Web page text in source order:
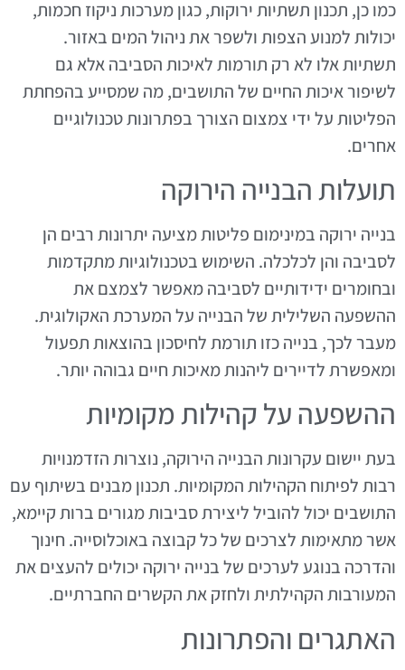
כמו כן, תכנון תשתיות ירוקות, כגון מערכות ניקוז חכמות,
יכולות למנוע הצפות ולשפר את ניהול המים באזור.
תשתיות אלו לא רק תורמות לאיכות הסביבה אלא גם
לשיפור איכות החיים של התושבים, מה שמסייע בהפחתת
הפליטות על ידי צמצום הצורך בפתרונות טכנולוגיים
אחרים.
תועלות הבנייה הירוקה
בנייה ירוקה במינימום פליטות מציעה יתרונות רבים הן
לסביבה והן לכלכלה. השימוש בטכנולוגיות מתקדמות
ובחומרים ידידותיים לסביבה מאפשר לצמצם את
ההשפעה השלילית של הבנייה על המערכת האקולוגית.
מעבר לכך, בנייה כזו תורמת לחיסכון בהוצאות תפעול
ומאפשרת לדיירים ליהנות מאיכות חיים גבוהה יותר.
ההשפעה על קהילות מקומיות
בעת יישום עקרונות הבנייה הירוקה, נוצרות הזדמנויות
רבות לפיתוח הקהילות המקומיות. תכנון מבנים בשיתוף עם
התושבים יכול להוביל ליצירת סביבות מגורים ברות קיימא,
אשר מתאימות לצרכים של כל קבוצה באוכלוסייה. חינוך
והדרכה בנוגע לערכים של בנייה ירוקה יכולים להעצים את
המעורבות הקהילתית ולחזק את הקשרים החברתיים.
האתגרים והפתרונות